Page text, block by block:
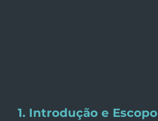
1. Introdução e Escopo